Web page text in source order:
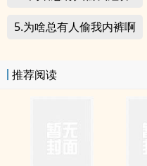
5.为啥总有人偷我内裤啊
推荐阅读